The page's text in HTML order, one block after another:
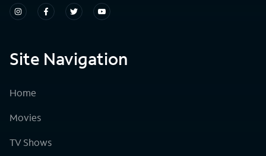
Site Navigation
Home
Movies
TV Shows